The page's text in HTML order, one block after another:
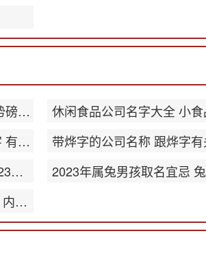
公司起名大全响亮大气 气势磅礴公司名称
唯美有艺术气息的店铺名字 有韵味店名
2023年好听的宝宝名字 2023最新版名字大全
2023年3月出生的宝宝取名 内涵丰富的名字